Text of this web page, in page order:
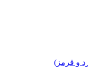
و قرمز)